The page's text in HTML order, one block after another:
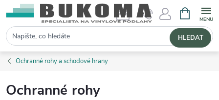
Hledat HLEDAT
Ochranné rohy a schodové hrany
Ochranné rohy